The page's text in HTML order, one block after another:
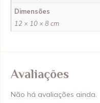
Dimensões
12 × 10 × 8 cm
Avaliações
Não há avaliações ainda.